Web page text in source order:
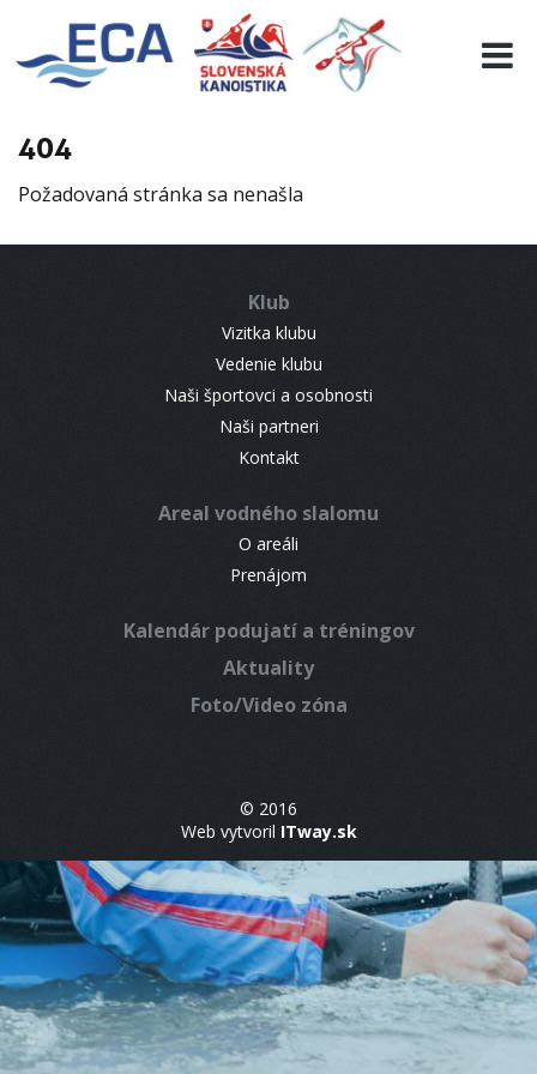
404
Požadovaná stránka sa nenašla
Klub
Vizitka klubu
Vedenie klubu
Naši športovci a osobnosti
Naši partneri
Kontakt
Areal vodného slalomu
O areáli
Prenájom
Kalendár podujatí a tréningov
Aktuality
Foto/Video zóna
© 2016
Web vytvoril ITway.sk
EURO 19
INFO
RESULTS
CONTACT